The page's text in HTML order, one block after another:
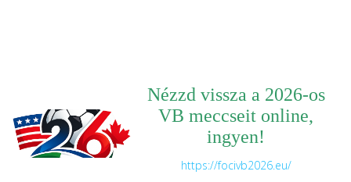
Nézzd vissza a 2026-os
VB meccseit online,
ingyen!
https://focivb2026.eu/